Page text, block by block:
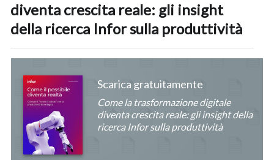
diventa crescita reale: gli insight
della ricerca Infor sulla produttività
Scarica gratuitamente
Come la trasformazione digitale
diventa crescita reale: gli insight della
ricerca Infor sulla produttività